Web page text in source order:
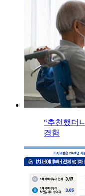
“추천했더
경험